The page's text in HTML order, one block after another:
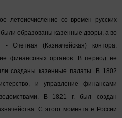
летоисчисление со времен русских
образованы казенные дворы, а во
Счетная (Казначейская) контора.
финансовых органов. В период ее
созданы казенные палаты. В 1802
и управление финансами
В 1821 г. был создан
С этого момента в России